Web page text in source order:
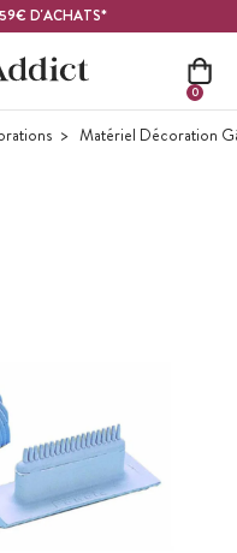
59€ D'ACHATS*
0
Matériel Décoration